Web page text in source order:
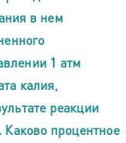
в нем
1 атм
калия,
реакции
. Каково процентное